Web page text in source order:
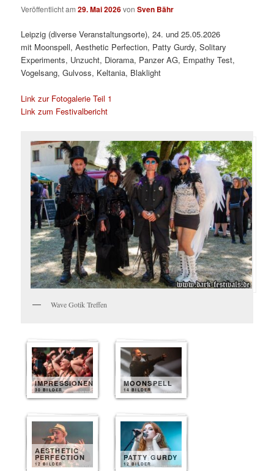
Veröffentlicht am29. Mai 2026vonSven Bähr
Leipzig (diverse Veranstaltungsorte), 24. und 25.05.2026
mit Moonspell, Aesthetic Perfection, Patty Gurdy, Solitary
Experiments, Unzucht, Diorama, Panzer AG, Empathy Test,
Vogelsang, Gulvoss, Keltania, Blaklight
Link zur Fotogalerie Teil 1
Link zum Festivalbericht
Wave Gotik Treffen
IMPRESSIONEN
30 BILDER
MOONSPELL
14 BILDER
AESTHETIC
PERFECTION
12 BILDER
PATTY GURDY
12 BILDER